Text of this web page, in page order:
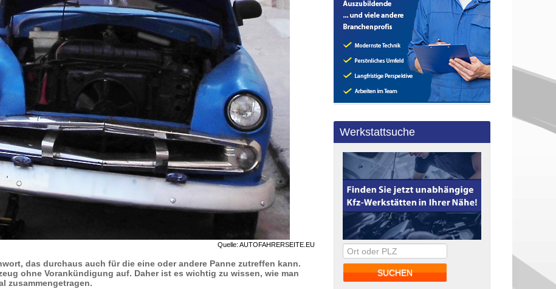
Quelle: AUTOFAHRERSEITE.EU
das durchaus auch für die eine oder andere Panne zutreffen kann.
ohne Vorankündigung auf. Daher ist es wichtig zu wissen, wie man
zusammengetragen.
Werkstattsuche